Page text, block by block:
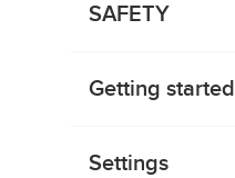
SAFETY
Getting started
Settings